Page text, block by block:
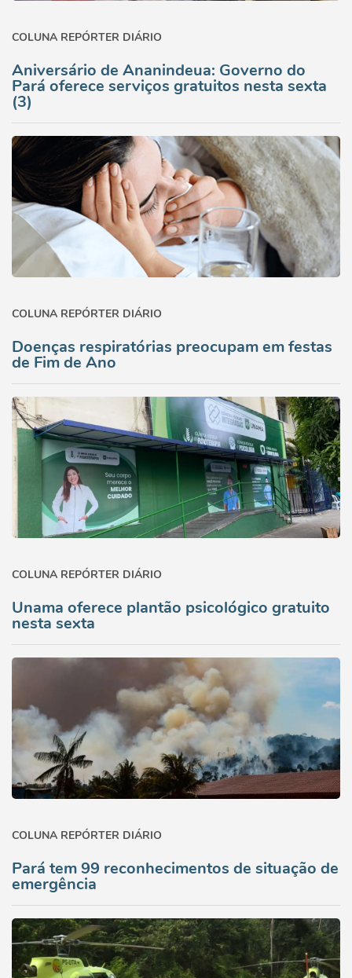
COLUNA REPÓRTER DIÁRIO
Aniversário de Ananindeua: Governo do
Pará oferece serviços gratuitos nesta sexta
(3)
COLUNA REPÓRTER DIÁRIO
Doenças respiratórias preocupam em festas
de Fim de Ano
COLUNA REPÓRTER DIÁRIO
Unama oferece plantão psicológico gratuito
nesta sexta
COLUNA REPÓRTER DIÁRIO
Pará tem 99 reconhecimentos de situação de
emergência